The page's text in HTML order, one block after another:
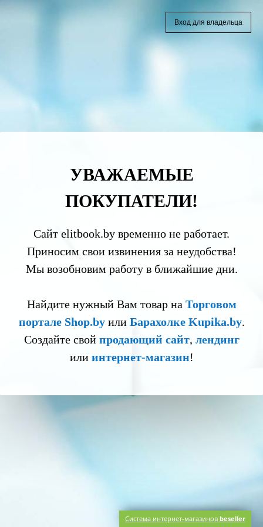
УВАЖАЕМЫЕ
ПОКУПАТЕЛИ!
Сайт elitbook.by временно не работает.
Приносим свои извинения за неудобства!
Мы возобновим работу в ближайшие дни.
Найдите нужный Вам товар на Торговом
портале Shop.byили Барахолке Kupika.by.
Создайте свой продающий сайт, лендинг
или интернет-магазин!
Вход для владельца
Система интернет-магазинов beseller